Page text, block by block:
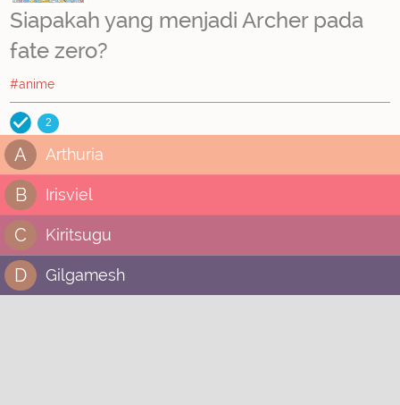
Siapakah yang menjadi Archer pada
fate zero?
#anime
2
A Arthuria
B Irisviel
C Kiritsugu
D Gilgamesh